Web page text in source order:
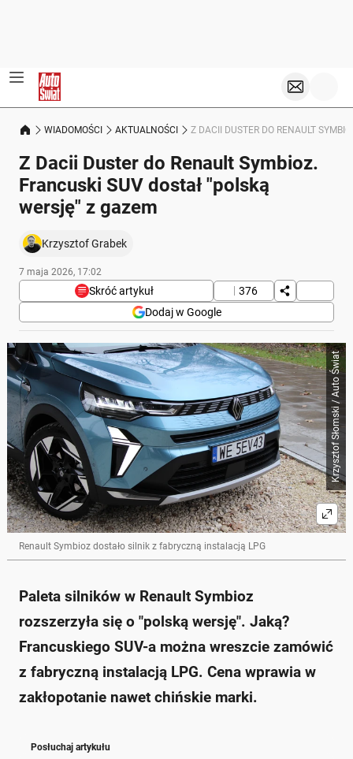
WIADOMOŚCI AKTUALNOŚCI Z DACII DUSTER DO RENAULT
Z Dacii Duster do Renault Symbioz.
Francuski SUV dostał "polską
wersję" z gazem
Krzysztof Grabek
7 maja 2026, 17:02
Skróć artykuł
376
Dodaj w Google
Poniżej streszczenie artykułu:
Skrót przygotowany przez Onet Czat z AI, może zawierać błędy.
Renault Symbioz zyskał wersję z fabryczną instalacją
LPG, wzorowaną na Dacii Duster.
Silnik 1.2 z LPG oferuje 120 KM i 200 Nm, a
przyspieszenie do 100 km/h trwa 12 s.
Cena podstawowego modelu Eco-G 120 (Evolution)
to 109 000 zł, co stawia go w korzystnej pozycji na tle
konkurencji.
Wersja Techno z dodatkami kosztuje o 7 000 zł
więcej, oferując znaczne ulepszenia wyposażenia.
Wprowadzona wersja z LPG ma szansę zwiększyć
cieszą się dużym zainteresowaniem.
Krzysztof Słomski / Auto Świat
Renault Symbioz dostało silnik z fabryczną instalacją LPG
Paleta silników w Renault Symbioz
rozszerzyła się o "polską wersję". Jaką?
Francuskiego SUV-a można wreszcie zamówić
z fabryczną instalacją LPG. Cena wprawia w
zakłopotanie nawet chińskie marki.
Posłuchaj artykułu